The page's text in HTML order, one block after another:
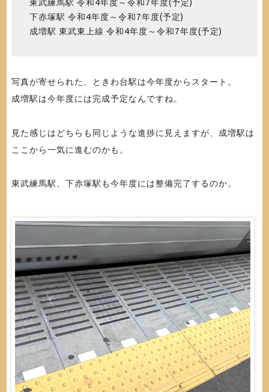
東武練馬駅 令和4年度～令和7年度(予定)
下赤塚駅 令和4年度～令和7年度(予定)
成増駅 東武東上線 令和4年度～令和7年度(予定)
写真が寄せられた、ときわ台駅は今年度からスタート。
成増駅は今年度には完成予定なんですね。
見た感じはどちらも同じような進捗に見えますが、成増駅は
ここから一気に進むのかも。
東武練馬駅、下赤塚駅も今年度には整備完了するのか。